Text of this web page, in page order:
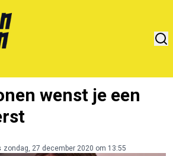
wenst je een
zondag, 27 december 2020 om 13:55